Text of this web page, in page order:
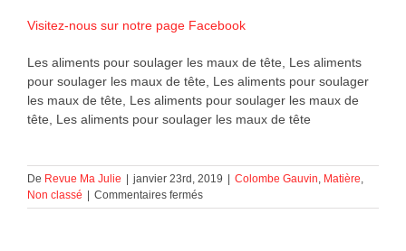
Visitez-nous sur notre page Facebook
Les aliments pour soulager les maux de tête, Les aliments
pour soulager les maux de tête, Les aliments pour soulager
les maux de tête, Les aliments pour soulager les maux de
tête, Les aliments pour soulager les maux de tête
De Revue Ma Julie janvier 23rd, 2019 Colombe Gauvin, Matière,
Non classé
Commentaires ferméssur
Les